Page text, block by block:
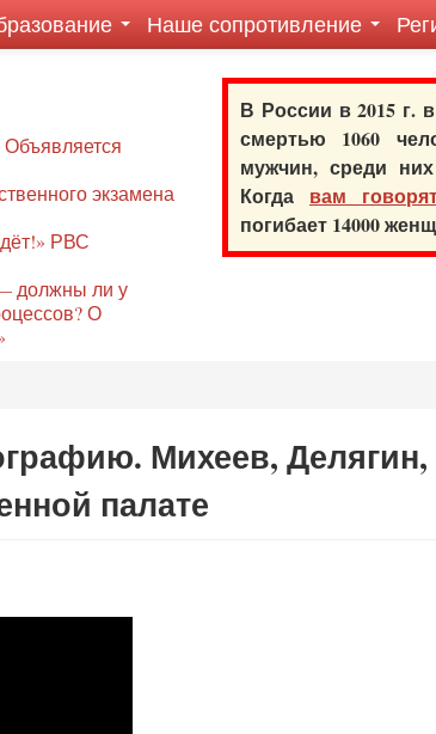
Наше сопротивление
экзамена
РВС
— должны ли у
О
В России в 2015 г.
смертью 1060
мужчин, среди
Когда вам
погибает 14000
Михеев, Делягин,
палате